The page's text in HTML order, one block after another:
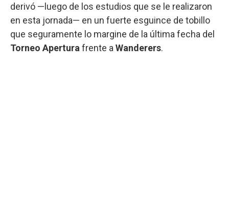
derivó —luego de los estudios que se le realizaron
en esta jornada— en un fuerte esguince de tobillo
que seguramente lo margine de la última fecha del
Torneo Apertura frente a Wanderers.